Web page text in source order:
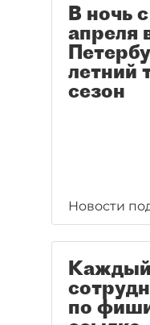
В ночь
апреля
летний
сезон
Новости
Каждый
по